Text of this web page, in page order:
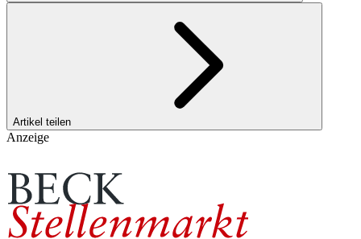
Artikel teilen
Anzeige